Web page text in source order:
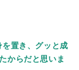
置き、グッと成
からだと思いま